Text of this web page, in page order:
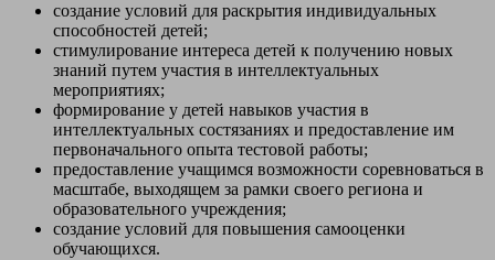
создание условий для раскрытия индивидуальных
способностей детей;
стимулирование интереса детей к получению новых
знаний путем участия в интеллектуальных
мероприятиях;
формирование у детей навыков участия в
интеллектуальных состязаниях и предоставление им
первоначального опыта тестовой работы;
предоставление учащимся возможности соревноваться в
масштабе, выходящем за рамки своего региона и
образовательного учреждения;
создание условий для повышения самооценки
обучающихся.